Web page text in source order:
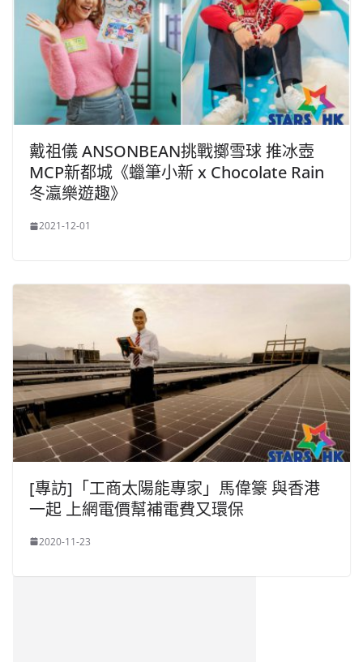
戴祖儀 ANSONBEAN挑戰擲雪球 推冰壺
MCP新都城《蠟筆小新 x Chocolate Rain
冬瀛樂遊趣》
2021-12-01
[專訪]「工商太陽能專家」馬偉籇 與香港
一起 上網電價幫補電費又環保
2020-11-23